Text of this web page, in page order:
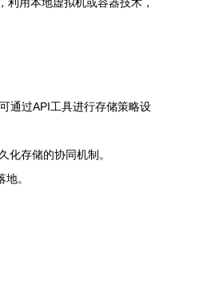
通过API工具进行存储策略设
存储的协同机制。
。